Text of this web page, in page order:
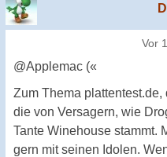
Vor
@Applemac («
Zum Thema
die von Versagern, wie
Tante Winehouse stammt.
gern mit seinen Idolen.